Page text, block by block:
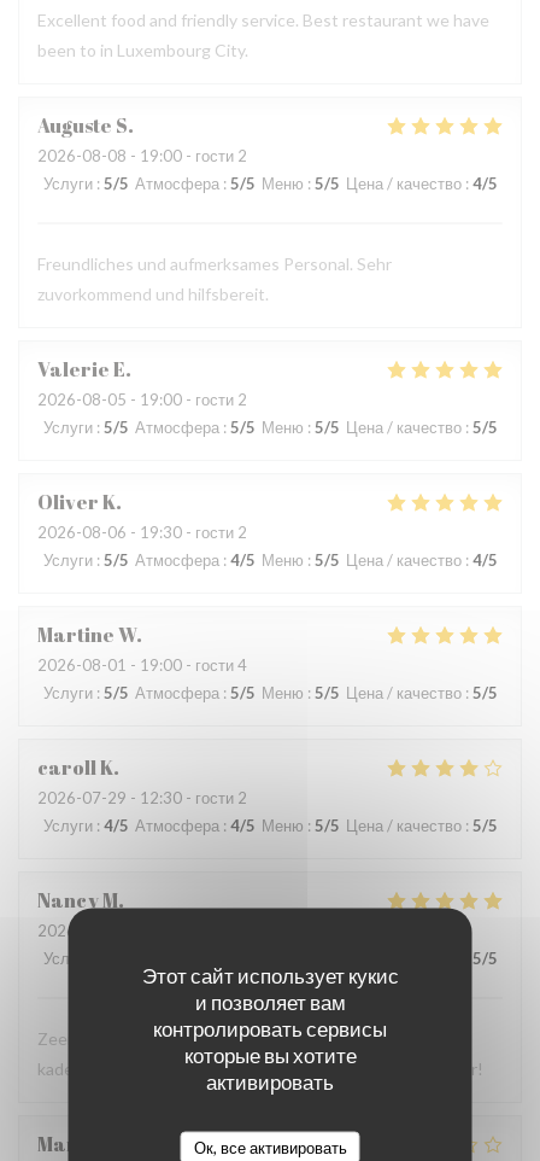
Этот сайт использует кукис
и позволяет вам
контролировать сервисы
которые вы хотите
активировать
Ок, все активировать
Excellent food and friendly service. Best restaurant we have
been to in Luxembourg City.
Auguste S
2026-08-08 - 19:00 - гости 2
Услуги : 5/5 Атмосфера : 5/5 Меню : 5/5 Цена / качество : 4/5
Freundliches und aufmerksames Personal. Sehr
zuvorkommend und hilfsbereit.
ValerieE
2026-08-05 - 19:00 - гости 2
Услуги : 5/5 Атмосфера : 5/5 Меню : 5/5 Цена / качество : 5/5
OliverK
2026-08-06 - 19:30 - гости 2
Услуги : 5/5 Атмосфера : 4/5 Меню : 5/5 Цена / качество : 4/5
MartineW
2026-08-01 - 19:00 - гости 4
Услуги : 5/5 Атмосфера : 5/5 Меню : 5/5 Цена / качество :5/5
carollK
2026-07-29 - 12:30 - гости 2
Услуги : 4/5 Атмосфера : 4/5 Меню : 5/5 Цена / качество : 5/5
NancyM
2026-07-28
Услуги
5/5
Zeer lekker eten, heel vriendelijk personeel in een gezellig
kader met Zuid-Amerikaanse vibes. Absoluut een aanrader!
Marc